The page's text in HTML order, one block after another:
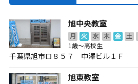
旭中央教室
月 火 水 木 金 土
1歳～高校生
千葉県旭市ロ８５７ 中澤ビル１Ｆ
旭東教室